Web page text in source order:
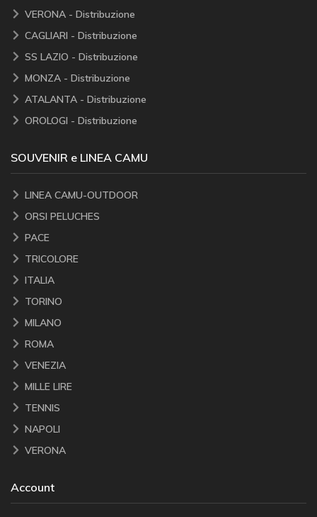
VERONA - Distribuzione
CAGLIARI - Distribuzione
SS LAZIO - Distribuzione
MONZA - Distribuzione
ATALANTA - Distribuzione
OROLOGI - Distribuzione
SOUVENIR e LINEA CAMU
LINEA CAMU-OUTDOOR
ORSI PELUCHES
PACE
TRICOLORE
ITALIA
TORINO
MILANO
ROMA
VENEZIA
MILLE LIRE
TENNIS
NAPOLI
VERONA
Account